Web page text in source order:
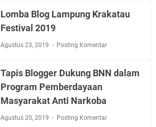
Lomba Blog Lampung Krakatau
Festival 2019
Agustus 23, 2019 Posting Komentar
Tapis Blogger Dukung BNN dalam
Program Pemberdayaan
Masyarakat Anti Narkoba
Agustus 20, 2019 Posting Komentar